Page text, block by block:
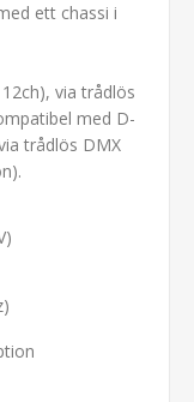
ett chassi i
via trådlös
med D-
trådlös DMX